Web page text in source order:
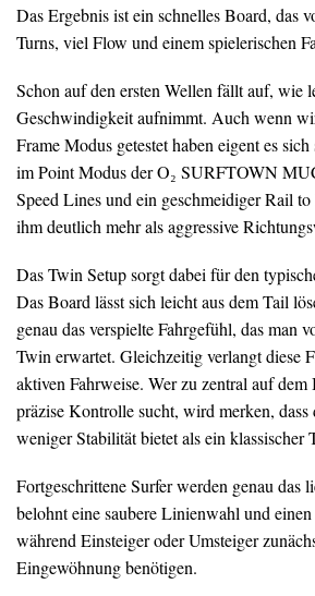
Das Ergebnis ist ein schnelles Board, das
Turns, viel Flow und einem spielerischen
Schon auf den ersten Wellen fällt auf, wie
Geschwindigkeit aufnimmt. Auch wenn
Frame Modus getestet haben eigent es
im Point Modus der O₂ SURFTOWN
Speed Lines und ein geschmeidiger Rail
ihm deutlich mehr als aggressive
Das Twin Setup sorgt dabei für den
Das Board lässt sich leicht aus dem Tail
genau das verspielte Fahrgefühl, das man
Twin erwartet. Gleichzeitig verlangt diese
aktiven Fahrweise. Wer zu zentral auf dem
präzise Kontrolle sucht, wird merken, dass
weniger Stabilität bietet als ein klassischer
Fortgeschrittene Surfer werden genau das
belohnt eine saubere Linienwahl und
während Einsteiger oder Umsteiger
Eingewöhnung benötigen.